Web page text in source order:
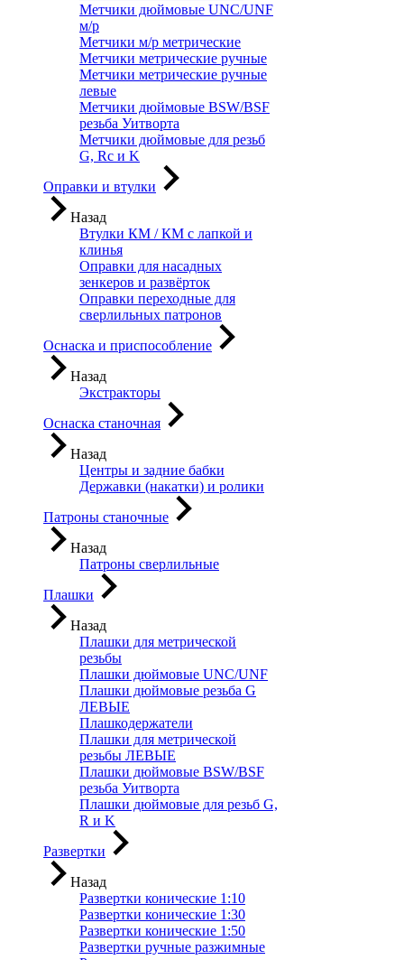
Метчики дюймовые UNC/UNF
м/р
Метчики м/р метрические
Метчики метрические ручные
Метчики метрические ручные
левые
Метчики дюймовые BSW/BSF
резьба Уитворта
Метчики дюймовые для резьб
G, Rc и K
Оправки и втулки
Назад
Втулки КМ / КМ с лапкой и
клинья
Оправки для насадных
зенкеров и развёрток
Оправки переходные для
сверлильных патронов
Оснаска и приспособление
Назад
Экстракторы
Оснаска станочная
Назад
Центры и задние бабки
Державки (накатки) и ролики
Патроны станочные
Назад
Патроны сверлильные
Плашки
Назад
Плашки для метрической
резьбы
Плашки дюймовые UNC/UNF
Плашки дюймовые резьба G
ЛЕВЫЕ
Плашкодержатели
Плашки для метрической
резьбы ЛЕВЫЕ
Плашки дюймовые BSW/BSF
резьба Уитворта
Плашки дюймовые для резьб G,
R и K
Развертки
Назад
Развертки конические 1:10
Развертки конические 1:30
Развертки конические 1:50
Развертки ручные разжимные